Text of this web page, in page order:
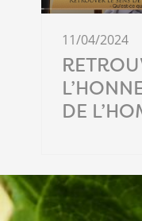
11/04/2024
DE